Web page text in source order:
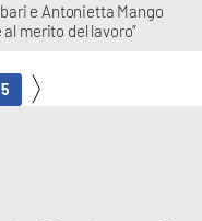
e Antonietta Mango
merito del lavoro”
5